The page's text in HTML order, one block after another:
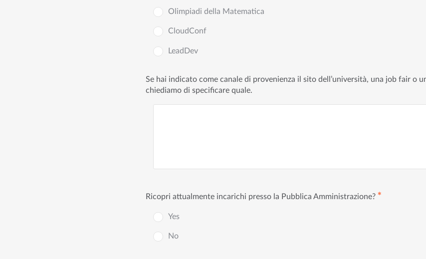
Olimpiadi della Matematica
CloudConf
LeadDev
Se hai indicato come canale di provenienza il sito dell’università, una job fair o
chiediamo di specificare quale.
Ricopri attualmente incarichi presso la Pubblica Amministrazione? ✱
Yes
No